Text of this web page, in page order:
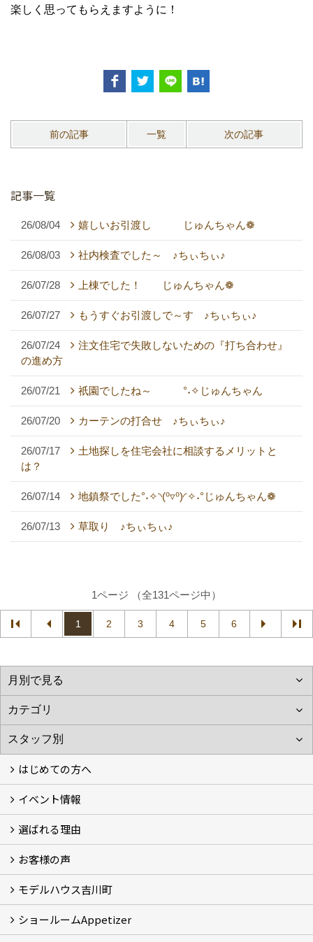
楽しく思ってもらえますように！
前の記事 一覧 次の記事
記事一覧
26/08/04 嬉しいお引渡し じゅんちゃん❁
26/08/03 社内検査でした～ ♪ちぃちぃ♪
26/07/28 上棟でした！ じゅんちゃん❁
26/07/27 もうすぐお引渡しで～す ♪ちぃちぃ♪
26/07/24
注文住宅で失敗しないための『打ち合わせ』
の進め方
26/07/21 祇園でしたね～ °˖✧じゅんちゃん
26/07/20 カーテンの打合せ ♪ちぃちぃ♪
26/07/17
土地探しを住宅会社に相談するメリットと
は？
26/07/14 地鎮祭でした°˖✧◝(⁰▿⁰)◜✧˖°じゅんちゃん❁
26/07/13 草取り ♪ちぃちぃ♪
1ページ （全131ページ中）
1 2 3 4 5 6
はじめての方へ
フォトギャラリー
性能について
自然素材のお家
オーナー様のおうち訪問
イベント情報
イベント情報
選ばれる理由
5つのやさしさ宣言
3つのプロ宣言
お家づくりスケジュール
お客様の声
お客様の声
モデルハウス吉川町
吉川町モデルハウス
ショールームAppetizer